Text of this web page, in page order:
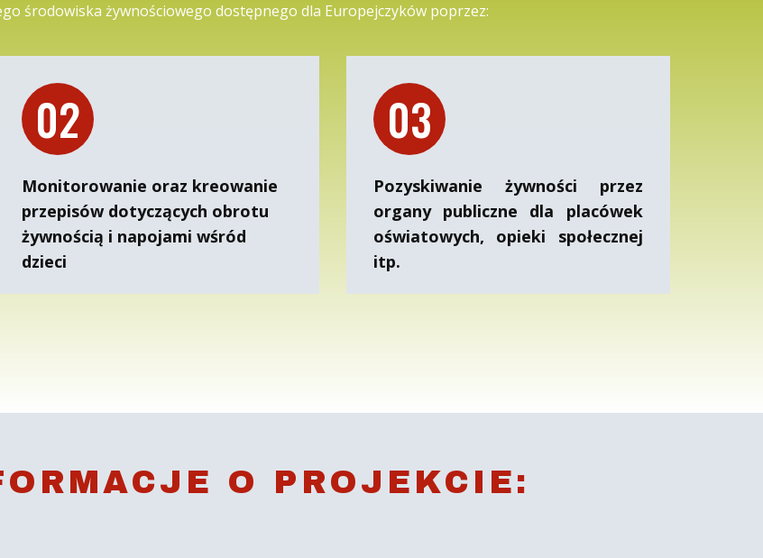
środowiska żywnościowego dostępnego dla Europejczyków poprzez:
02
Monitorowanie oraz kreowanie
przepisów dotyczących obrotu
żywnością i napojami wśród
dzieci
03
Pozyskiwanie żywności przez
organy publiczne dla placówek
oświatowych, opieki społecznej
itp.
O PROJEKCIE: